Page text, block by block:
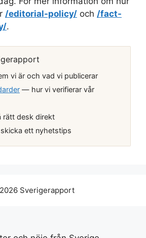
/editorial-policy/ och /fact-
.
vi är och vad vi publicerar
— hur vi verifierar vår
desk direkt
ett nyhetstips
Sverigerapport